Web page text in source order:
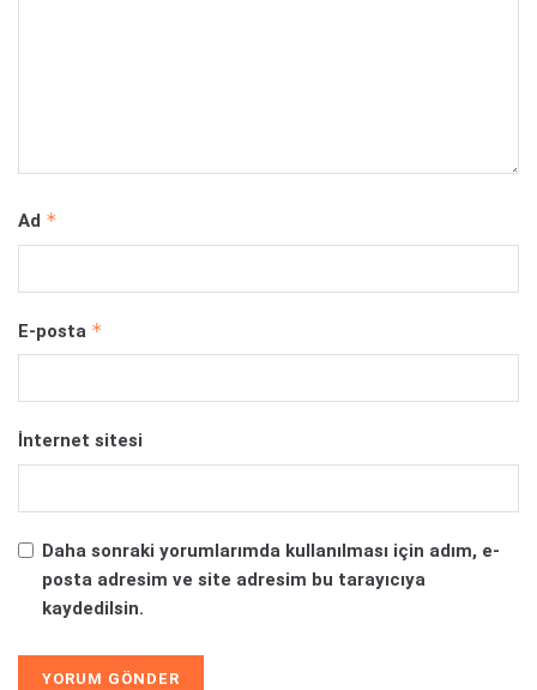
Ad *
E-posta *
İnternet sitesi
Daha sonraki yorumlarımda kullanılması için adım, e-
posta adresim ve site adresim bu tarayıcıya
kaydedilsin.